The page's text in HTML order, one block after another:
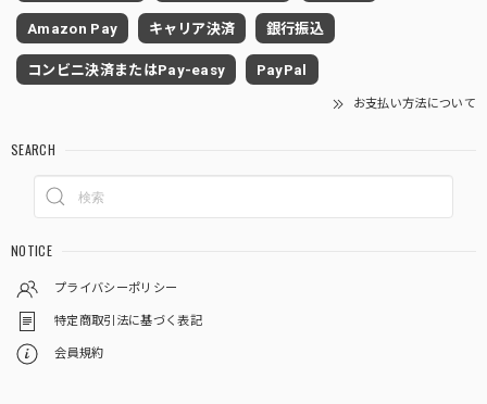
Amazon Pay キャリア決済 銀行振込
コンビニ決済またはPay-easy PayPal
お支払い方法について
SEARCH
NOTICE
プライバシーポリシー
特定商取引法に基づく表記
会員規約